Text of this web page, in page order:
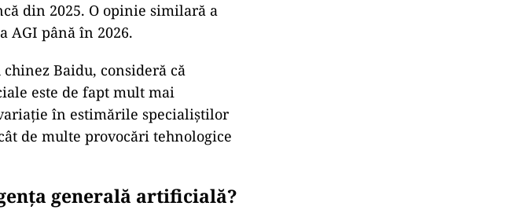
din 2025. O opinie similară a
AGI până în 2026.
Baidu, consideră că
este de fapt mult mai
în estimările specialiștilor
de multe provocări tehnologice
generală artificială?